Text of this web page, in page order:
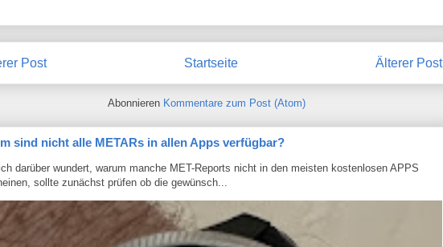
Post Älterer Post
Startseite
Abonnieren Kommentare zum Post (Atom)
sind nicht alle METARs in allen Apps verfügbar?
darüber wundert, warum manche MET-Reports nicht in den meisten kostenlosen APPS
sollte zunächst prüfen ob die gewünsch...